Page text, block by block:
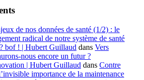
de nos données de santé (1/2) : le
radical de notre système de santé
bof ! | Hubert Guillaud dans Vers
nous encore un futur ?
| Hubert Guillaud dans Contre
importance de la maintenance